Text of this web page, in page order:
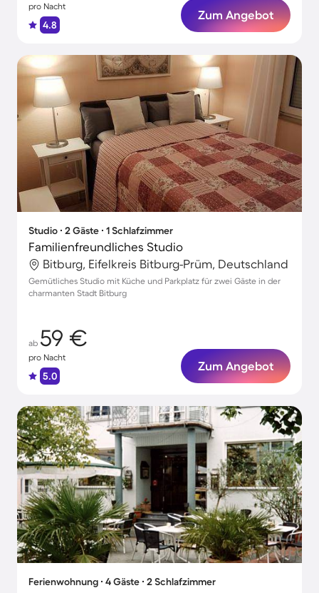
pro Nacht
4.8
Zum Angebot
Studio ∙ 2 Gäste ∙ 1 Schlafzimmer
Familienfreundliches Studio
Bitburg, Eifelkreis Bitburg-Prüm, Deutschland
Gemütliches Studio mit Küche und Parkplatz für zwei Gäste in der
charmanten Stadt Bitburg
ab 59 €
pro Nacht
5.0
Zum Angebot
Ferienwohnung ∙ 4 Gäste ∙ 2 Schlafzimmer